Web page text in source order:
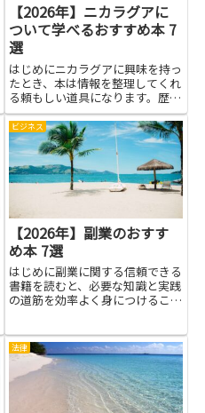
【2026年】ニカラグアに
ついて学べるおすすめ本 7
選
はじめにニカラグアに興味を持っ
たとき、本は情報を整理してくれ
る頼もしい道具になります。歴史
や文化、社会の仕組みや自然環境
について書かれた記述は、現地の
背景や暮らしを理解する手がかり
になります。旅行や仕事、研究、
ボランティア活動の準備として
具...
ビジネス
【2026年】副業のおすす
め本 7選
はじめに副業に関する信頼できる
書籍を読むと、必要な知識と実践
の道筋を効率よく身につけること
や時間配分のコツ、税や法務の注
意点などを体系的に理解できるた
め、無駄な試行錯誤を減らせま
す...
法律